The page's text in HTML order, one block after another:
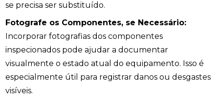
se precisa ser substituído.
Fotografe os Componentes, se Necessário:
Incorporar fotografias dos componentes
inspecionados pode ajudar a documentar
visualmente o estado atual do equipamento. Isso é
especialmente útil para registrar danos ou desgastes
visíveis.